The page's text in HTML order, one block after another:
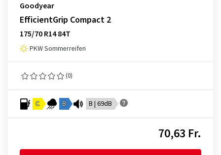
Goodyear
EfficientGrip Compact 2
175/70 R14 84T
PKW Sommerreifen
(0)
C B B | 69dB
70,63 Fr.